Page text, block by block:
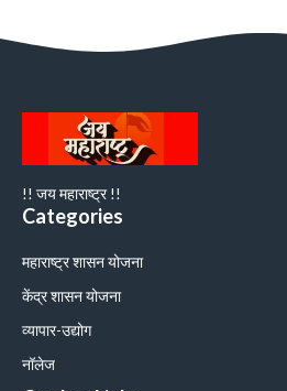
!! जय महाराष्ट्र !!
Categories
महाराष्ट्र शासन योजना
केंद्र शासन योजना
व्यापार-उद्योग
नॉलेज